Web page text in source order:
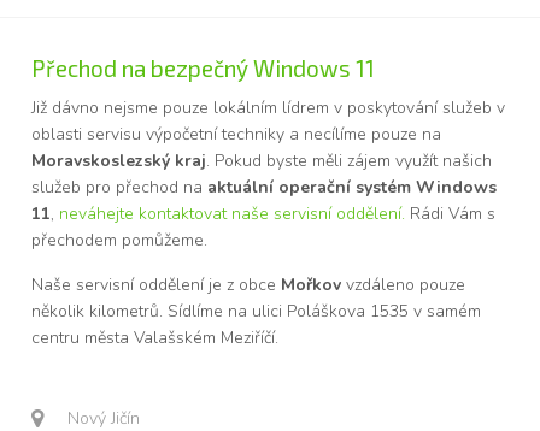
Přechod na bezpečný Windows 11
Již dávno nejsme pouze lokálním lídrem v poskytování služeb v
oblasti servisu výpočetní techniky a necílíme pouze na
Moravskoslezský kraj. Pokud byste měli zájem využít našich
služeb pro přechod na aktuální operační systém Windows
11, neváhejte kontaktovat naše servisní oddělení. Rádi Vám s
přechodem pomůžeme.
Naše servisní oddělení je z obce Mořkov vzdáleno pouze
několik kilometrů. Sídlíme na ulici Poláškova 1535 v samém
centru města Valašském Meziříčí.
Nový Jičín